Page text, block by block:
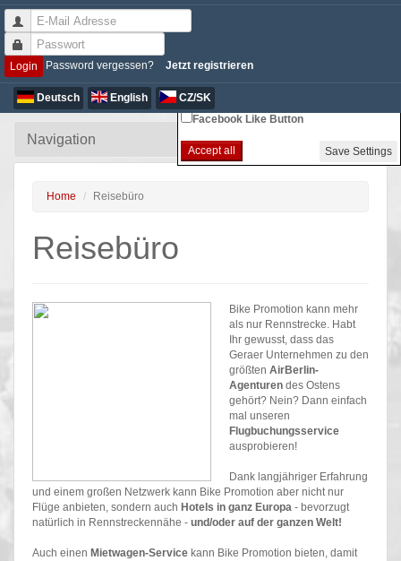
Login Password vergessen? Jetzt registrieren
Deutsch English CZ/SK
Home Reisebüro
Reisebüro
Bike Promotion kann mehr
als nur Rennstrecke. Habt
Ihr gewusst, dass das
Geraer Unternehmen zu den
größten AirBerlin-
Agenturen des Ostens
gehört? Nein? Dann einfach
mal unseren
Flugbuchungsservice
ausprobieren!
Dank langjähriger Erfahrung
und einem großen Netzwerk kann Bike Promotion aber nicht nur
Flüge anbieten, sondern auch Hotels in ganz Europa - bevorzugt
natürlich in Rennstreckennähe - und/oder auf der ganzen Welt!
Auch einen Mietwagen-Service kann Bike Promotion bieten, damit
Non-essential Cookie Settings
Google Analytics
Facebook Like Button
Accept all Save Settings